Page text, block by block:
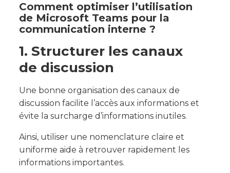
Comment optimiser l’utilisation
de Microsoft Teams pour la
communication interne ?
1. Structurer les canaux
de discussion
Une bonne organisation des canaux de
discussion facilite l’accès aux informations et
évite la surcharge d’informations inutiles.
Ainsi, utiliser une nomenclature claire et
uniforme aide à retrouver rapidement les
informations importantes.